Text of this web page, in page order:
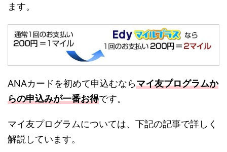
ます。
ANAカードを初めて申込むならマイ友プログラムか
らの申込みが一番お得です。
マイ友プログラムについては、下記の記事で詳しく
解説しています。